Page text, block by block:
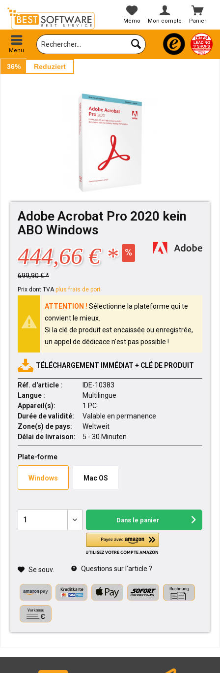
Panier
Mémo Mon compte
Menu
36% Reduziert
Adobe Acrobat Pro 2020 kein
ABO Windows
444,66 € *
699,90 € *
Prix dont TVAplus frais de port
ATTENTION !Sélectionne la plateforme qui te
convient le mieux.
Si la clé de produit est encaissée ou enregistrée,
un appel de dédicace n'est pas possible !
TÉLÉCHARGEMENT IMMÉDIAT + CLÉ DE PRODUIT
Réf. d'article :
IDE-10383
Langue :
Multilingue
Appareil(s):
1 PC
Durée de validité:
Valable en permanence
Zone(s) de pays:
Weltweit
Délai de livraison:
5 - 30 Minuten
Plate-forme
Windows Mac OS
Dans le panier
Se souv. Questions sur l'article ?